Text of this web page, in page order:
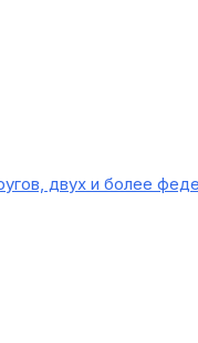
двух и более